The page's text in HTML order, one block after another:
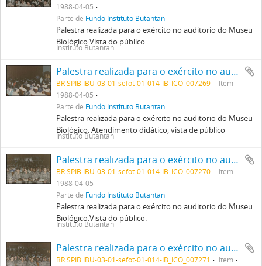
1988-04-05
Parte de Fundo Instituto Butantan
Palestra realizada para o exército no auditorio do Museu
Biológico.Vista do público.
Instituto Butantan
Palestra realizada para o exército no auditorio do Museu Biológico. Atendimento didático, vista de público
BR SPIB IBU-03-01-sefot-01-014-IB_ICO_007269
Item
1988-04-05
Parte de Fundo Instituto Butantan
Palestra realizada para o exército no auditorio do Museu
Biológico. Atendimento didático, vista de público
Instituto Butantan
Palestra realizada para o exército no auditorio do Museu Biológico.Vista do público.
BR SPIB IBU-03-01-sefot-01-014-IB_ICO_007270
Item
1988-04-05
Parte de Fundo Instituto Butantan
Palestra realizada para o exército no auditorio do Museu
Biológico.Vista do público.
Instituto Butantan
Palestra realizada para o exército no auditorio do Museu Biológico.Vista do público.
BR SPIB IBU-03-01-sefot-01-014-IB_ICO_007271
Item